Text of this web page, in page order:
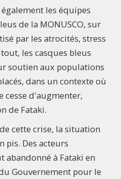
les équipes
de la MONUSCO, sur
par les atrocités, stress
les casques bleus
soutien aux populations
dans un contexte où
cesse d'augmenter,
de Fataki.
cette crise, la situation
pis. Des acteurs
à Fataki en
Gouvernement pour le